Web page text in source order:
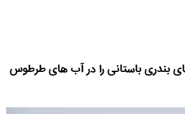
بندری باستانی را در آب های طرطوس